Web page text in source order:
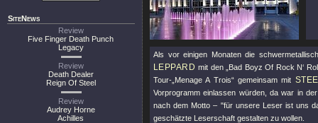
SiteNews
Review
Five Finger Death Punch
Legacy
Review
Death Dealer
Reign Of Steel
Review
Audrey Horne
Achilles
Als vor einigen Monaten die
LEPPARD mit den „Bad Boyz Of Rock N‘
Tour-„Menage A Trois“ gemeinsam mit
Vorprogramm einlassen würden, da war in
nach dem Motto – "für unsere Leser ist uns
geschätzte Leserschaft gestalten zu wollen.